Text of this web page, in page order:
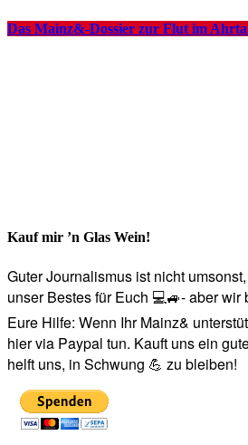
Das Mainz&-Dossier zur Flut im
Kauf mir ’n Glas Wein!
Guter Journalismus ist nicht
unser Bestes für Euch 💻🚙- aber wir
Eure Hilfe: Wenn Ihr Mainz&
hier via Paypal tun. Kauft uns ein
helft uns, in Schwung 💪 zu bleiben!